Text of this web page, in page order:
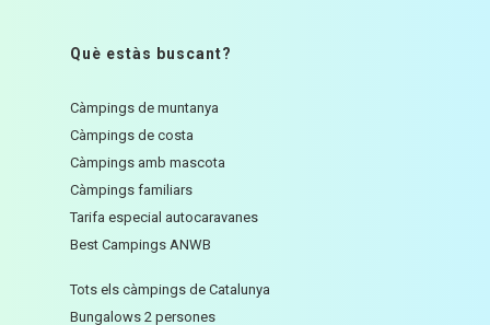
Què estàs buscant?
Càmpings de muntanya
Càmpings de costa
Càmpings amb mascota
Càmpings familiars
Tarifa especial autocaravanes
Best Campings ANWB
Tots els càmpings de Catalunya
Bungalows 2 persones